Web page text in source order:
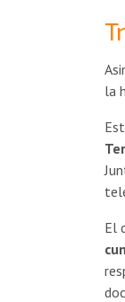
la
El